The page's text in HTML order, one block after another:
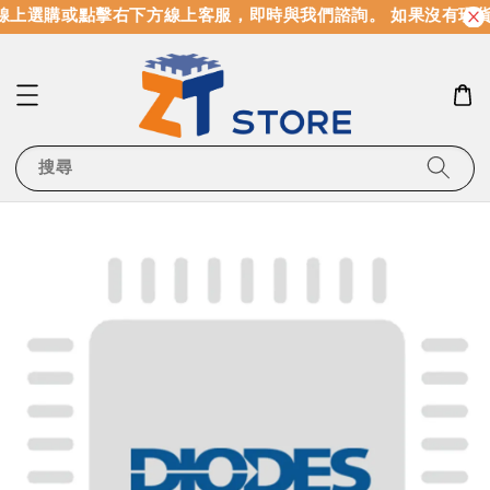
選購或點擊右下方線上客服，即時與我們諮詢。 如果沒有現
搜尋